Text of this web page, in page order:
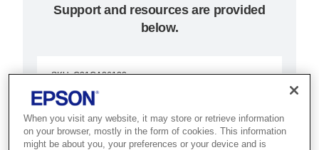
Support and resources are provided
below.
SKU:C31CA26122
TM-C3400BK (122) -
USB
When you visit any website, it may store or retrieve information
on your browser, mostly in the form of cookies. This information
might be about you, your preferences or your device and is